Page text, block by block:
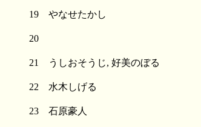
19 やなせたかし
20
21 うしおそうじ, 好美のぼる
22 水木しげる
23 石原豪人